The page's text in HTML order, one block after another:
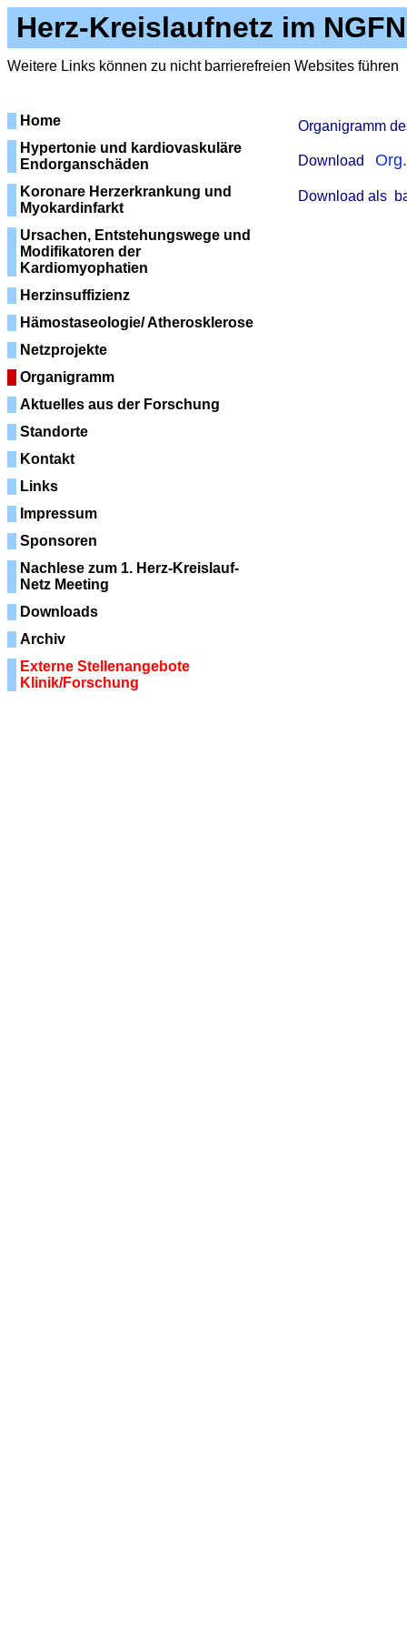
Herz-Kreislaufnetz im NGFN
Weitere Links können zu nicht barrierefreien Websites führen
Home
Hypertonie und kardiovaskuläre
Endorganschäden
Koronare Herzerkrankung und
Myokardinfarkt
Ursachen, Entstehungswege und
Modifikatoren der
Kardiomyophatien
Herzinsuffizienz
Hämostaseologie/ Atherosklerose
Netzprojekte
Organigramm
Aktuelles aus der Forschung
Standorte
Kontakt
Links
Impressum
Sponsoren
Nachlese zum 1. Herz-Kreislauf-
Netz Meeting
Downloads
Archiv
Externe Stellenangebote
Klinik/Forschung
Organigramm
Download
Download als